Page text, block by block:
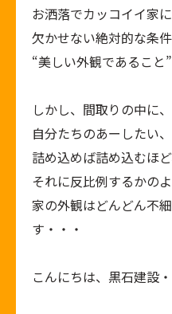
お洒落でカッコイイ家に
欠かせない絶対的な条件
“美しい外観であること
しかし、間取りの中に、
自分たちのあーしたい
詰め込めば詰め込むほど
それに反比例するかのよ
家の外観はどんどん不
す・・・
こんにちは、黒石建設・